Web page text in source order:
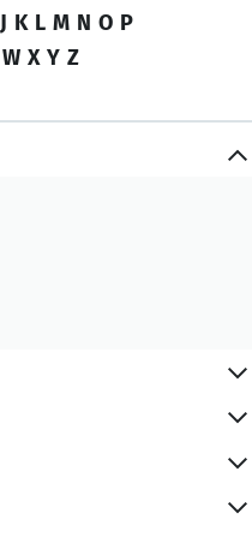
J K L M N O P
W X Y Z